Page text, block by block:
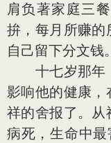
肩负著家庭三
拚，每月所赚的
自己留下分文钱。
十七岁那年
影响他的健康，
祥的舍报了。
病死，生命中